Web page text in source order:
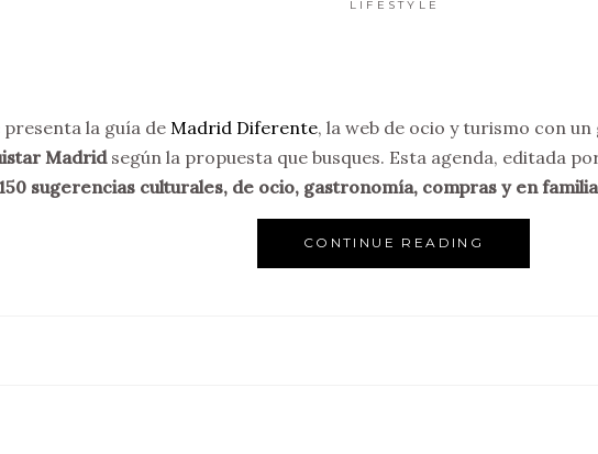
LIFESTYLE
presenta la guía de Madrid Diferente, la web de ocio y turismo con
Madridsegún la propuesta que busques. Esta agenda, editada
150 sugerencias culturales, de ocio, gastronomía, compras y en familia
CONTINUE READING